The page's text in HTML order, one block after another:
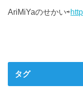
AriMiYaのせかい⇨
タグ